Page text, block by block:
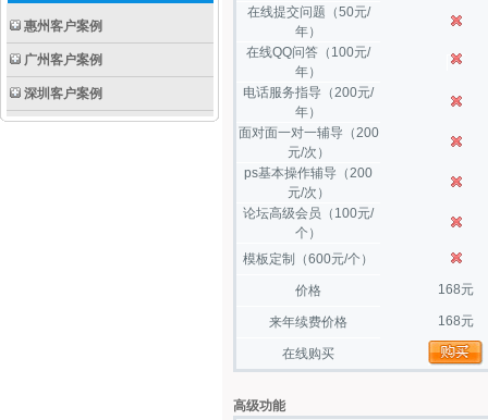
惠州客户案例
广州客户案例
深圳客户案例
在线提交问题（50元/
年）
在线QQ问答（100元/
年）
电话服务指导（200元/
年）
面对面一对一辅导（200
元/次）
ps基本操作辅导（200
元/次）
论坛高级会员（100元/
个）
模板定制（600元/个）
价格 168元
来年续费价格 168元
在线购买
高级功能